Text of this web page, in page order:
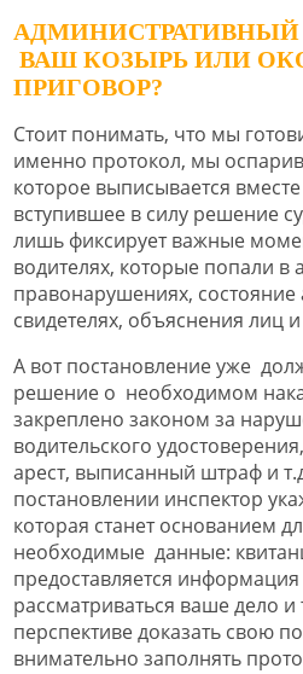
АДМИНИСТРАТИВНЫЙ
ВАШ КОЗЫРЬ ИЛИ
ПРИГОВОР?
Стоит понимать, что мы
именно протокол, мы
которое выписывается
вступившее в силу решение
лишь фиксирует важные
водителях, которые попали в
правонарушениях, состояние
свидетелях, объяснения лиц и
А вот постановление уже
решение о необходимом
закреплено законом за
водительского
арест, выписанный штраф и
постановлении инспектор
которая станет основанием
необходимые данные:
предоставляется информация
рассматриваться ваше дело
перспективе доказать свою
внимательно заполнять